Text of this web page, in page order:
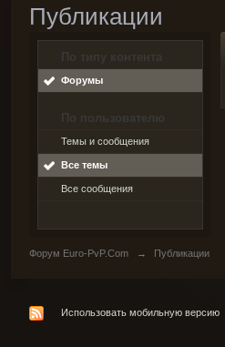
Публикации
По типу контента
Форумы
По пользователю
Темы и сообщения
Все темы
Все сообщения
Форум Euro-PvP.Com → Публикации
Использовать мобильную версию